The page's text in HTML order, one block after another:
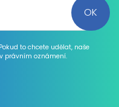
to chcete udělat, naše
právním oznámení.